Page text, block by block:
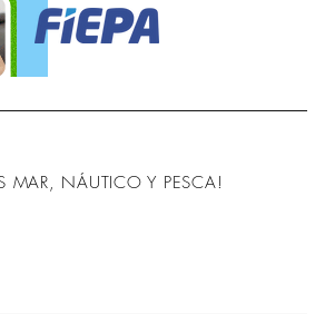
MAR, NÁUTICO Y PESCA!